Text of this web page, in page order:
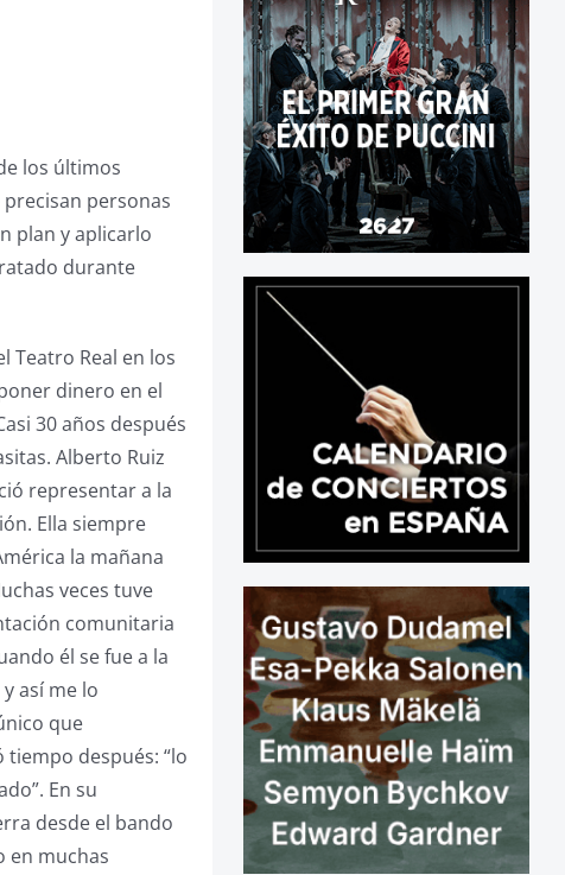
los últimos
personas
plan y aplicarlo
durante
Teatro Real en los
dinero en el
30 años después
Alberto Ruiz
representar a la
Ella siempre
la mañana
veces tuve
comunitaria
él se fue a la
así me lo
que
después: “lo
En su
desde el bando
en muchas